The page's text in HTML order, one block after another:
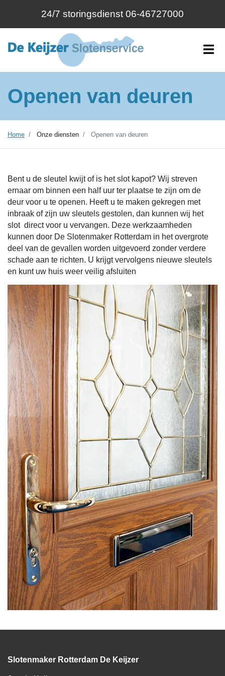
24/7 storingsdienst 06-46727000
Openen van deuren
Home Onze diensten Openen van deuren
Bent u de sleutel kwijt of is het slot kapot? Wij streven
ernaar om binnen een half uur ter plaatse te zijn om de
deur voor u te openen. Heeft u te maken gekregen met
inbraak of zijn uw sleutels gestolen, dan kunnen wij het
slot direct voor u vervangen. Deze werkzaamheden
kunnen door De Slotenmaker Rotterdam in het overgrote
deel van de gevallen worden uitgevoerd zonder verdere
schade aan te richten. U krijgt vervolgens nieuwe sleutels
en kunt uw huis weer veilig afsluiten
Slotenmaker Rotterdam De Keijzer